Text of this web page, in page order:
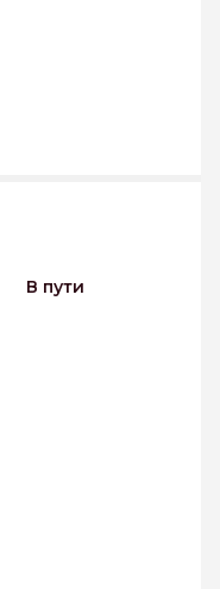
В пути